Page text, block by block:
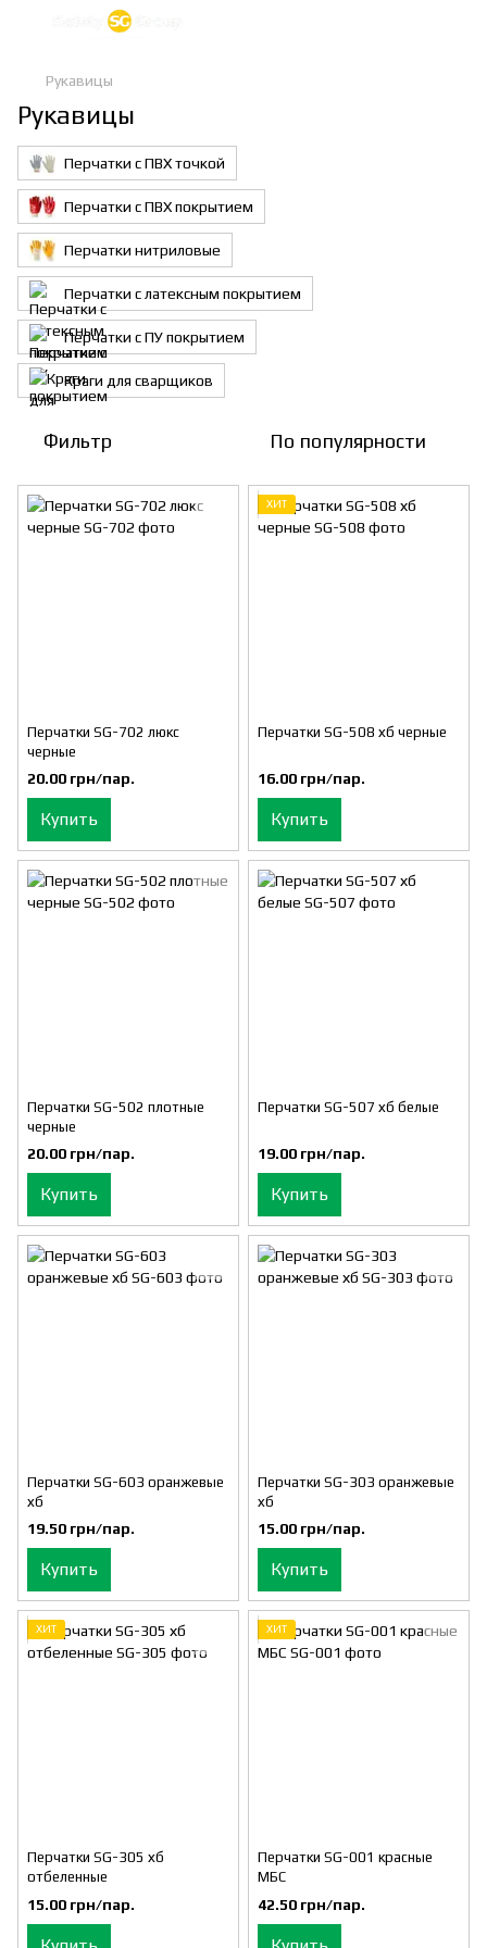
Рукавицы
Рукавицы
Перчатки с ПВХ точкой
Перчатки с ПВХ покрытием
Перчатки нитриловые
Перчатки с латексным покрытием
Перчатки с ПУ покрытием
Краги для сварщиков
Фильтр По популярности
Перчатки SG-702 люкс
черные
20.00 грн/пар.
Купить
ХИТ
Перчатки SG-508 хб черные
16.00 грн/пар.
Купить
Перчатки SG-502 плотные
черные
20.00 грн/пар.
Купить
Перчатки SG-507 хб белые
19.00 грн/пар.
Купить
Перчатки SG-603 оранжевые
хб
19.50 грн/пар.
Купить
Перчатки SG-303 оранжевые
хб
15.00 грн/пар.
Купить
ХИТ
Перчатки SG-305 хб
отбеленные
15.00 грн/пар.
ХИТ
Перчатки SG-001 красные
МБС
42.50 грн/пар.